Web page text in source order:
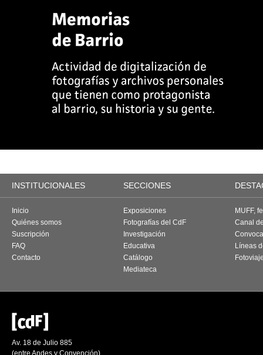
INSTITUCIONALES SECCIONES
Inicio
Quiénes somos
Suscripción
FAQ
Contacto
Exposiciones
Fotografías del CdF
Investigación
Educativa
Catálogo
Mediateca
MUFF,
Canal
Líneas
Av. 18 de Julio 885
(entre Andes y Convención)